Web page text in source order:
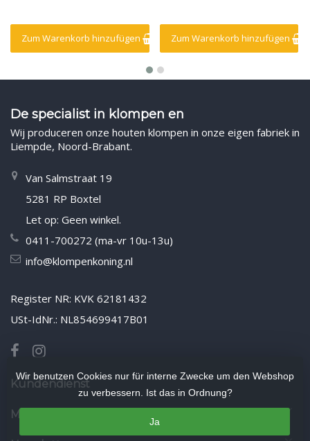
Zum Warenkorb hinzufügen Zum Warenkorb hinzufügen
De specialist in klompen en
Wij produceren onze houten klompen in onze eigen fabriek in
Liempde, Noord-Brabant.
Van Salmstraat 19
5281 RP Boxtel
Let op: Geen winkel.
0411-700272 (ma-vr 10u-13u)
info@klompenkoning.nl
Register NR: KVK 62181432
USt-IdNr.: NL854699417B01
Kundendienst
Mein Konto
Wir benutzen Cookies nur für interne Zwecke um den Webshop
zu verbessern. Ist das in Ordnung?
Ja